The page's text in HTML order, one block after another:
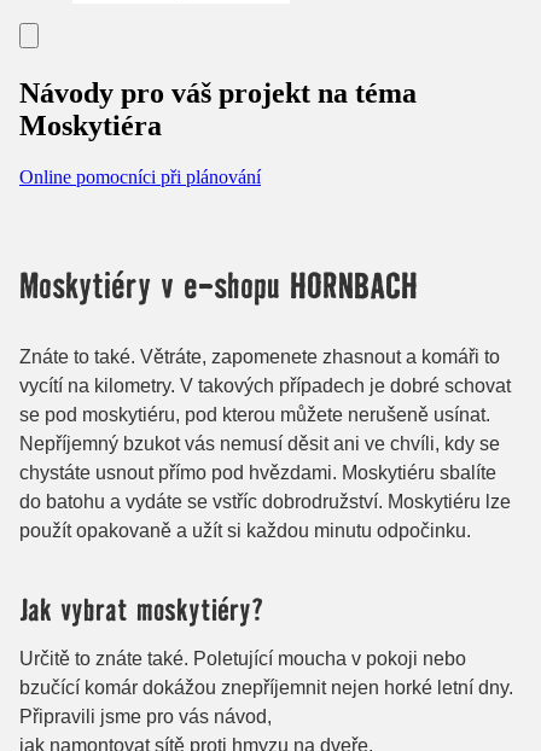
Návody pro váš projekt na téma
Moskytiéra
Online pomocníci při plánování